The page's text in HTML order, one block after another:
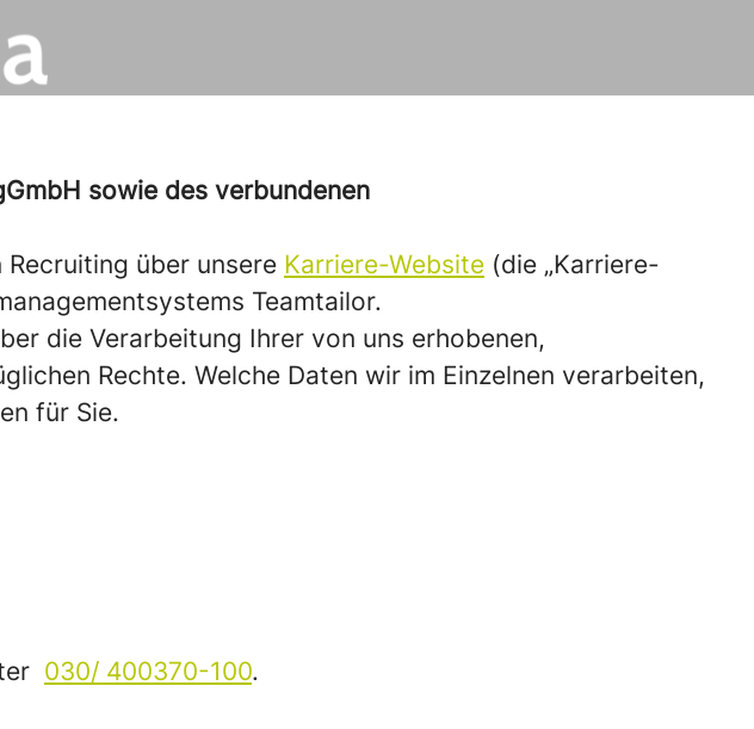
sowie des verbundenen
über unsere Karriere-Website (die „Karriere-
Teamtailor.
die Verarbeitung Ihrer von uns erhobenen,
Rechte. Welche Daten wir im Einzelnen verarbeiten,
für Sie.
030/ 400370-100.